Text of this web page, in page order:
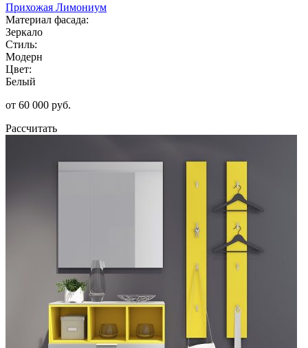
Прихожая Лимониум
Материал фасада:
Зеркало
Стиль:
Модерн
Цвет:
Белый
от 60 000 руб.
Рассчитать